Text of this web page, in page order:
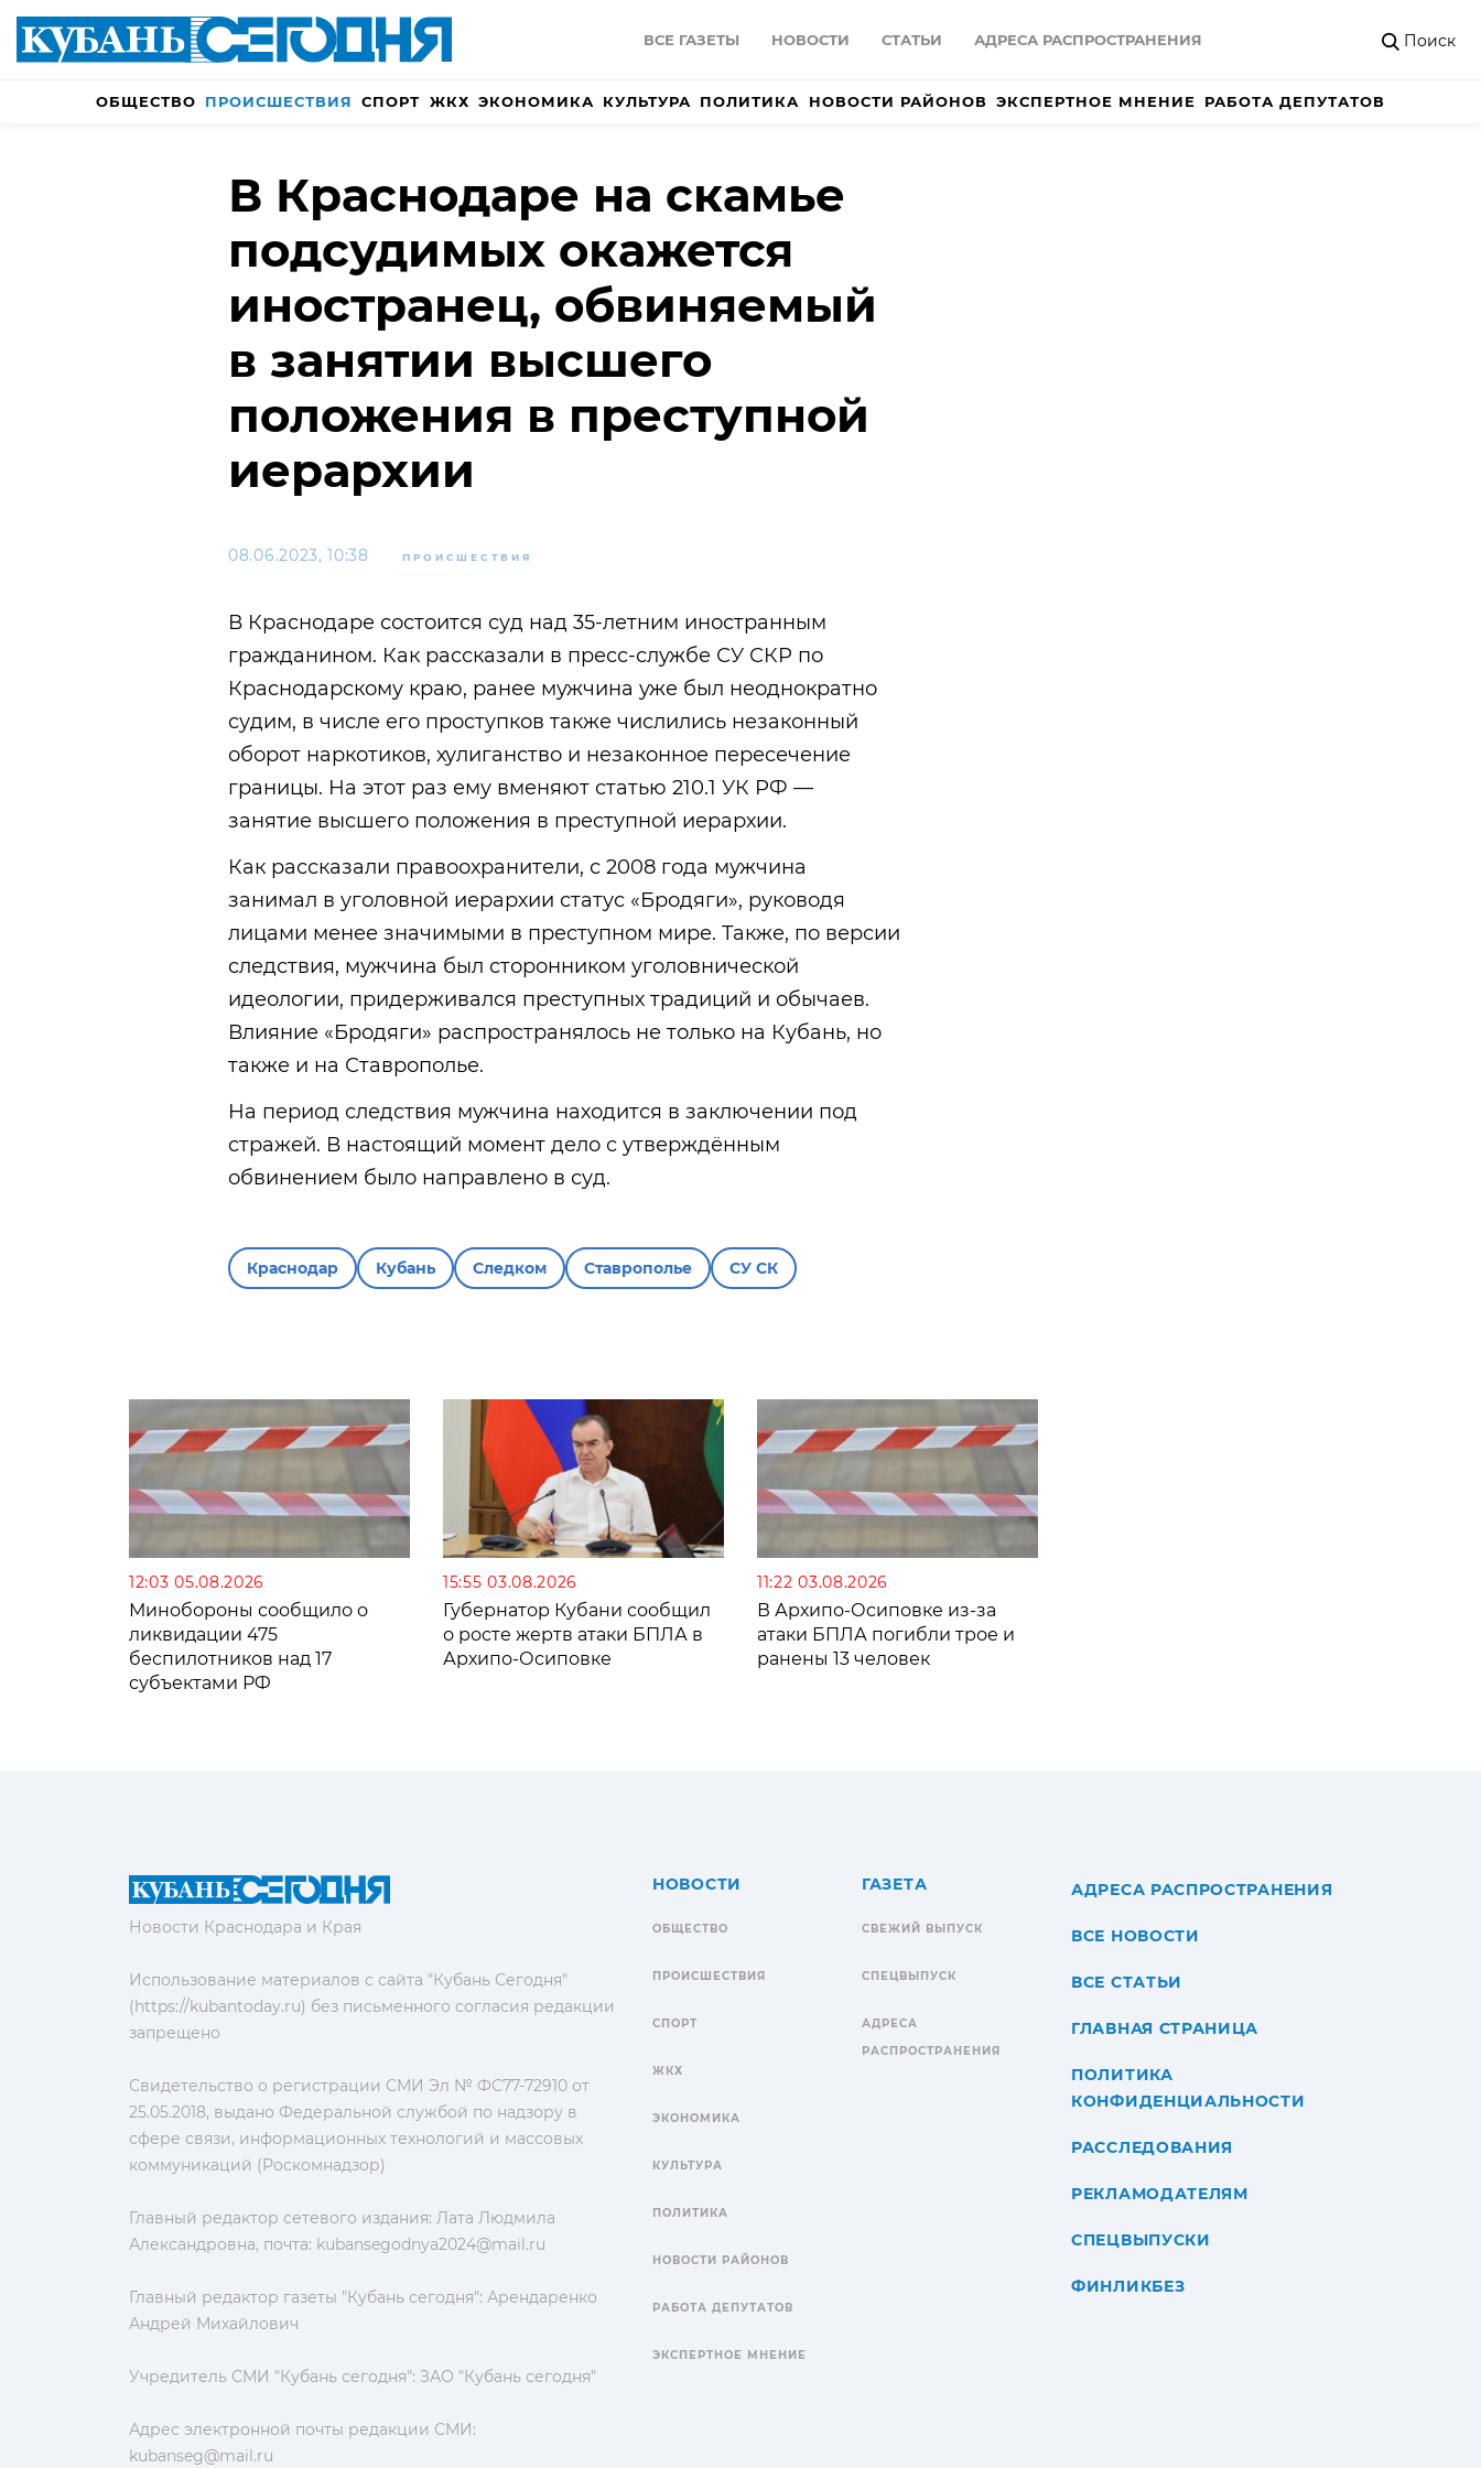
ВСЕ ГАЗЕТЫ НОВОСТИ СТАТЬИ АДРЕСА РАСПРОСТРАНЕНИЯ Поиск
ОБЩЕСТВО ПРОИСШЕСТВИЯ СПОРТ ЖКХ ЭКОНОМИКА КУЛЬТУРА ПОЛИТИКА НОВОСТИ РАЙОНОВ ЭКСПЕРТНОЕ МНЕНИЕ РАБОТА ДЕПУТАТОВ
В Краснодаре на скамье
подсудимых окажется
иностранец, обвиняемый
в занятии высшего
положения в преступной
иерархии
08.06.2023, 10:38 ПРОИСШЕСТВИЯ
В Краснодаре состоится суд над 35-летним иностранным
гражданином. Как рассказали в пресс-службе СУ СКР по
Краснодарскому краю, ранее мужчина уже был неоднократно
судим, в числе его проступков также числились незаконный
оборот наркотиков, хулиганство и незаконное пересечение
границы. На этот раз ему вменяют статью 210.1 УК РФ —
занятие высшего положения в преступной иерархии.
Как рассказали правоохранители, с 2008 года мужчина
занимал в уголовной иерархии статус «Бродяги», руководя
лицами менее значимыми в преступном мире. Также, по версии
следствия, мужчина был сторонником уголовнической
идеологии, придерживался преступных традиций и обычаев.
Влияние «Бродяги» распространялось не только на Кубань, но
также и на Ставрополье.
На период следствия мужчина находится в заключении под
стражей. В настоящий момент дело с утверждённым
обвинением было направлено в суд.
Краснодар Кубань Следком Ставрополье СУ СК
12:03 05.08.2026
Минобороны сообщило о
ликвидации 475
беспилотников над 17
субъектами РФ
15:55 03.08.2026
Губернатор Кубани сообщил
о росте жертв атаки БПЛА в
Архипо-Осиповке
11:22 03.08.2026
В Архипо-Осиповке из-за
атаки БПЛА погибли трое и
ранены 13 человек
Новости Краснодара и Края
Использование материалов с сайта "Кубань Сегодня"
(https://kubantoday.ru) без письменного согласия редакции
запрещено
Свидетельство о регистрации СМИ Эл № ФС77-72910 от
25.05.2018, выдано Федеральной службой по надзору в
сфере связи, информационных технологий и массовых
коммуникаций (Роскомнадзор)
Главный редактор сетевого издания: Лата Людмила
Александровна, почта: kubansegodnya2024@mail.ru
Главный редактор газеты "Кубань сегодня": Арендаренко
Андрей Михайлович
Учредитель СМИ "Кубань сегодня": ЗАО "Кубань сегодня"
Адрес электронной почты редакции СМИ:
kubanseg@mail.ru
НОВОСТИ
ОБЩЕСТВО
ПРОИСШЕСТВИЯ
СПОРТ
ЖКХ
ЭКОНОМИКА
КУЛЬТУРА
ПОЛИТИКА
НОВОСТИ РАЙОНОВ
РАБОТА ДЕПУТАТОВ
ЭКСПЕРТНОЕ МНЕНИЕ
ГАЗЕТА
СВЕЖИЙ ВЫПУСК
СПЕЦВЫПУСК
АДРЕСА
РАСПРОСТРАНЕНИЯ
АДРЕСА РАСПРОСТРАНЕНИЯ
ВСЕ НОВОСТИ
ВСЕ СТАТЬИ
ГЛАВНАЯ СТРАНИЦА
ПОЛИТИКА
КОНФИДЕНЦИАЛЬНОСТИ
РАССЛЕДОВАНИЯ
РЕКЛАМОДАТЕЛЯМ
СПЕЦВЫПУСКИ
ФИНЛИКБЕЗ